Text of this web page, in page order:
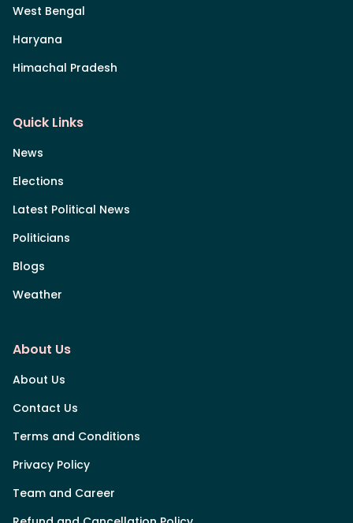
West Bengal
Haryana
Himachal Pradesh
Quick Links
News
Elections
Latest Political News
Politicians
Blogs
Weather
About Us
About Us
Contact Us
Terms and Conditions
Privacy Policy
Team and Career